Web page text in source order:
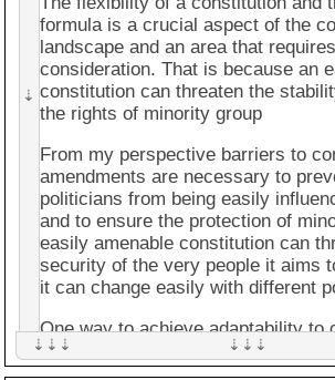
Federal Republic of Germany.
Press.)
Separation of powers: The
establish a system of
between the different
This helps prevent the
in any one branch and
government is accountable to
(Reference: Montesquieu, C.
of the laws. Cambridge
Limited government: The
limit the power of government
rights of the individual. This
through the inclusion of a bill
similar document that
formula is a crucial aspect of the
landscape and an area that
consideration. That is because an
constitution can threaten the
the rights of minority group
From my perspective barriers to
amendments are necessary to
politicians from being easily
and to ensure the protection of
easily amenable constitution can
security of the very people it aims
it can change easily with different
One way to achieve adaptability to
values without a flexible amending
a "living tree" approach to